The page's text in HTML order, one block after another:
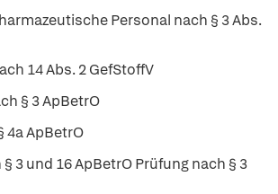
Personal nach § 3 Abs.
14 Abs. 2 GefStoffV
§ 3 ApBetrO
4a ApBetrO
3 und 16 ApBetrO Prüfung nach § 3